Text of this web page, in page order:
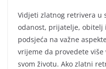
Vidjeti zlatnog retrivera u
odanost, prijatelje, obitelj
podsjeća na važne
vrijeme da provedete
svom životu. Ako zlatni